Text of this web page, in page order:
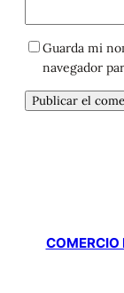
Guarda mi
navegador
COMERCIO